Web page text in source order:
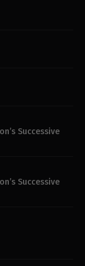
Successive
Successive